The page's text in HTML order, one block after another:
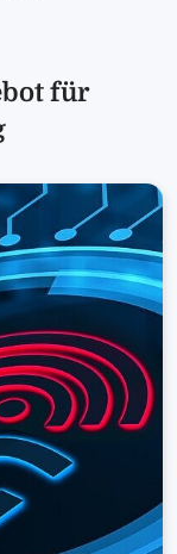
für